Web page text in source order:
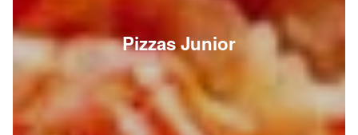
Pizzas Junior